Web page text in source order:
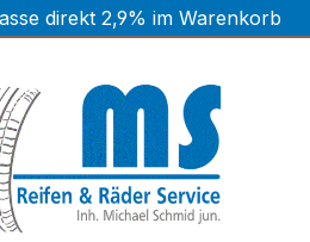
direkt 2,9% im Warenkorb